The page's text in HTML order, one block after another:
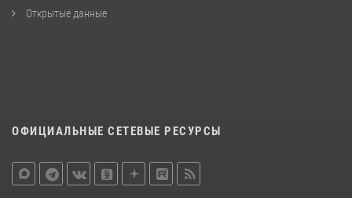
Открытые данные
ОФИЦИАЛЬНЫЕ СЕТЕВЫЕ РЕСУРСЫ